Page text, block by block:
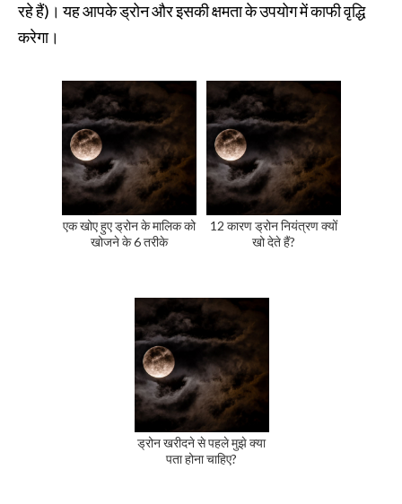
रहे हैं)। यह आपके ड्रोन और इसकी क्षमता के उपयोग में काफी वृद्धि
करेगा।
एक खोए हुए ड्रोन के मालिक को
खोजने के 6 तरीके
12 कारण ड्रोन नियंत्रण क्यों
खो देते हैं?
ड्रोन खरीदने से पहले मुझे क्या
पता होना चाहिए?